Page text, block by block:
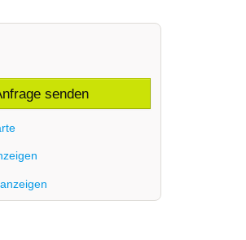
senden
anzeigen